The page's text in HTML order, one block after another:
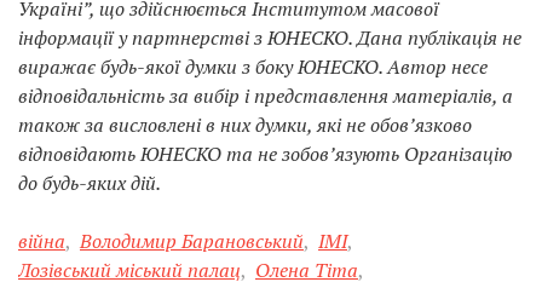
Україні”, що здійснюється Інститутом масової
інформації у партнерстві з ЮНЕСКО. Дана публікація не
виражає будь-якої думки з боку ЮНЕСКО. Автор несе
відповідальність за вибір і представлення матеріалів, а
також за висловлені в них думки, які не обов’язково
відповідають ЮНЕСКО та не зобов’язують Організацію
до будь-яких дій.
війна, Володимир Барановський, ІМІ,
Лозівський міський палац, Олена Тіта,